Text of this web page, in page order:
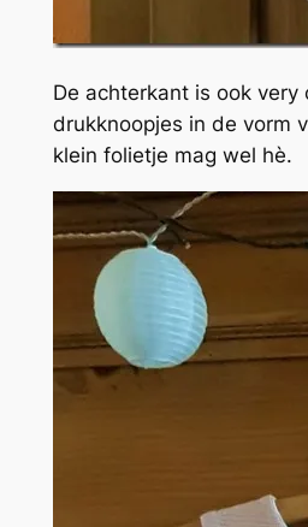
De achterkant is ook very
drukknoopjes in de vorm
klein folietje mag wel hè.